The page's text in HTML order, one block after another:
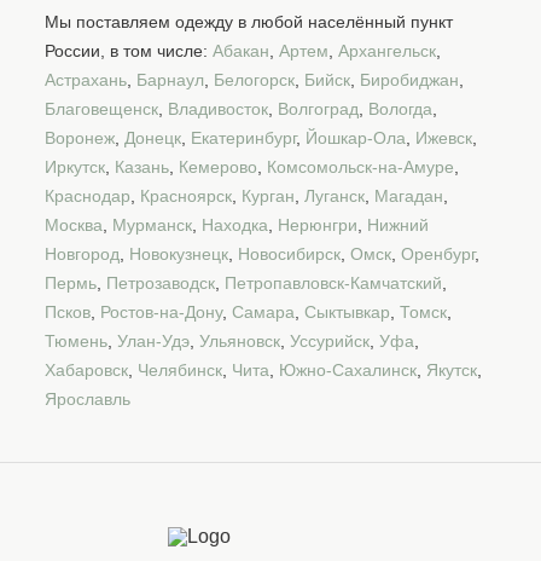
Мы поставляем одежду в любой населённый пункт
России, в том числе: Абакан, Артем, Архангельск,
Астрахань, Барнаул, Белогорск, Бийск, Биробиджан,
Благовещенск, Владивосток, Волгоград, Вологда,
Воронеж, Донецк, Екатеринбург, Йошкар-Ола, Ижевск,
Иркутск, Казань, Кемерово, Комсомольск-на-Амуре,
Краснодар, Красноярск, Курган, Луганск, Магадан,
Москва, Мурманск, Находка, Нерюнгри, Нижний
Новгород, Новокузнецк, Новосибирск, Омск, Оренбург,
Пермь, Петрозаводск, Петропавловск-Камчатский,
Псков, Ростов-на-Дону, Самара, Сыктывкар, Томск,
Тюмень, Улан-Удэ, Ульяновск, Уссурийск, Уфа,
Хабаровск, Челябинск, Чита, Южно-Сахалинск, Якутск,
Ярославль